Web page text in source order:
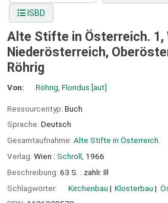
ISBD
Alte Stifte in Österreich. 1,
Niederösterreich,
Röhrig
Von: Röhrig, Floridus [aut]
Ressourcentyp: Buch
Sprache: Deutsch
Gesamtaufnahme: Alte Stifte in Österreich.
Verlag: Wien : Schroll, 1966
Beschreibung: 63 S. : zahlr. Ill
Schlagwörter:
Kirchenbau Klosterbau